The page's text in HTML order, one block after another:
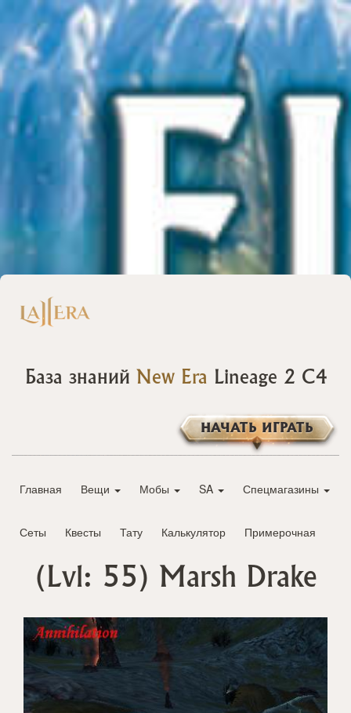
База знаний New Era Lineage 2 C4
НАЧАТЬ ИГРАТЬ
Главная Вещи Мобы SA Спецмагазины
Сеты Квесты Тату Калькулятор Примерочная
(Lvl: 55) Marsh Drake